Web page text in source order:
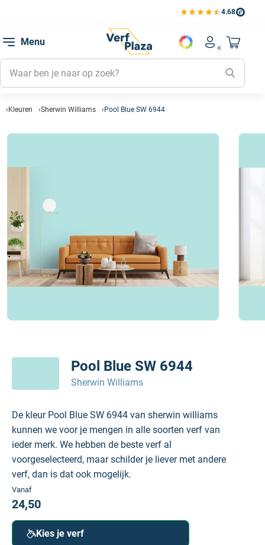
4.68
Bekijk de verfplaza
Menu
Account
Mijn
Mijn
Mijn
Naar
Kleuren Sherwin Williams Pool Blue SW 6944
Pool Blue SW 6944
Sherwin Williams
De kleur Pool Blue SW 6944 van sherwin williams
kunnen we voor je mengen in alle soorten verf van
ieder merk. We hebben de beste verf al
voorgeselecteerd, maar schilder je liever met andere
verf, dan is dat ook mogelijk.
Vanaf
24,50
Kies je verf